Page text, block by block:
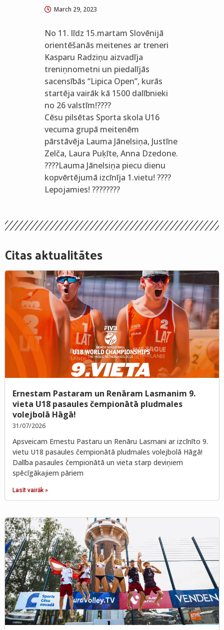
March 29, 2023
No 11. līdz 15.martam Slovēnijā
orientēšanās meitenes ar treneri
Kasparu Radziņu aizvadīja
treniņnometni un piedalījās
sacensībās “Lipica Open”, kurās
startēja vairāk kā 1500 dalībnieki
no 26 valstīm!????
Cēsu pilsētas Sporta skola U16
vecuma grupā meitenēm
pārstāvēja Lauma Jānelsiņa, Justīne
Zelča, Laura Puķīte, Anna Dzedone.
????Lauma Jānelsiņa piecu dienu
kopvērtējumā izcīnīja 1.vietu! ????
Lepojamies! ????????
Citas aktualitātes
Ernestam Pastaram un Renāram Lasmanim 9.
vieta U18 pasaules čempionātā pludmales
volejbolā Hāgā!
31/07/2026
Apsveicam Ernestu Pastaru un Renāru Lasmani ar izcīnīto 9.
vietu U18 pasaules čempionātā pludmales volejbolā Hāgā!
Dalība pasaules čempionātā un vieta starp deviņiem
spēcīgākajiem pāriem
Lasīt vairāk »